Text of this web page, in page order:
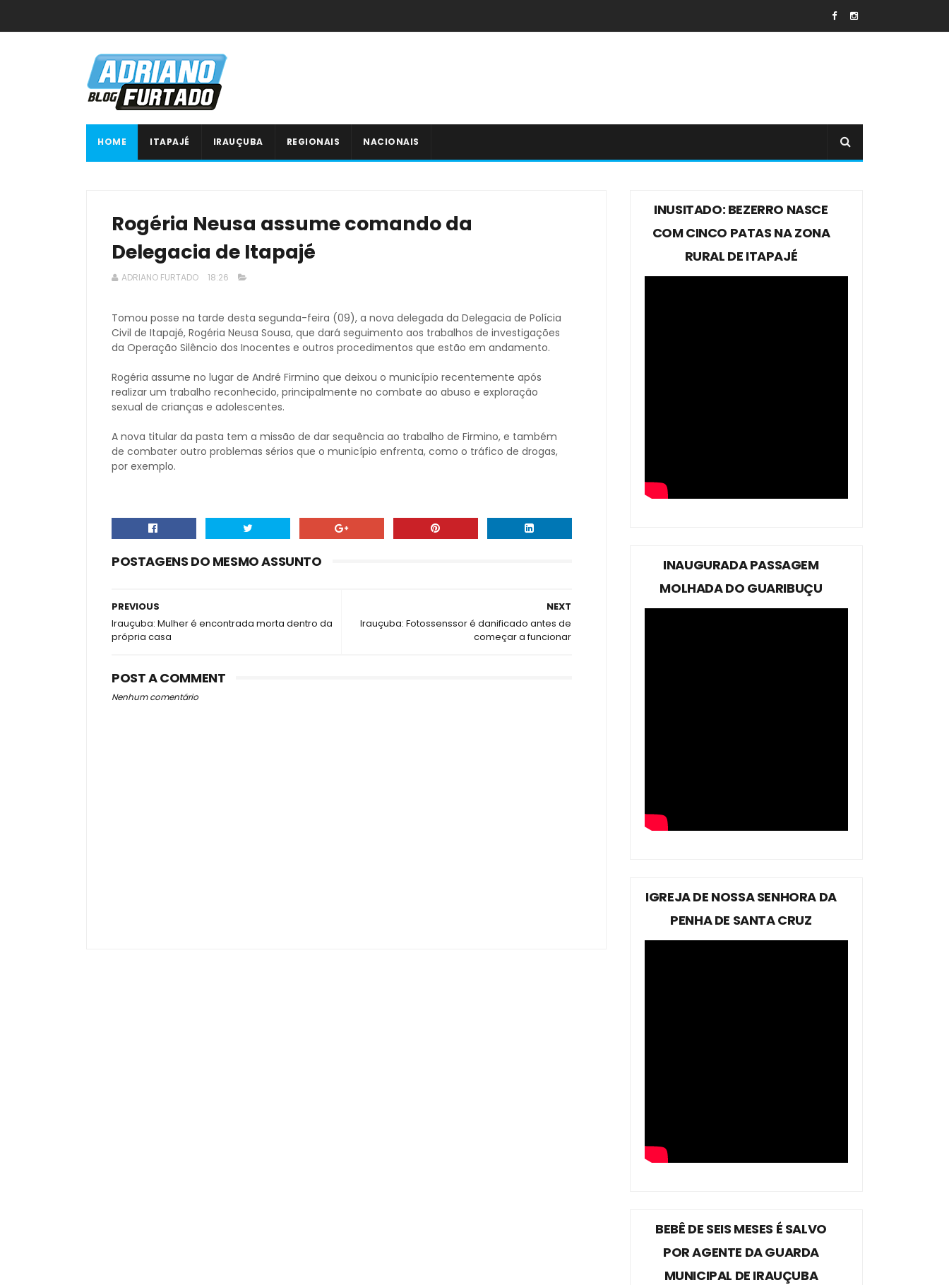
HOME ITAPAJÉ IRAUÇUBA REGIONAIS NACIONAIS
Rogéria Neusa assume comando da
Delegacia de Itapajé
ADRIANO FURTADO 18:26
Tomou posse na tarde desta segunda-feira (09), a nova delegada da Delegacia de Polícia
Civil de Itapajé, Rogéria Neusa Sousa, que dará seguimento aos trabalhos de investigações
da Operação Silêncio dos Inocentes e outros procedimentos que estão em andamento.
Rogéria assume no lugar de André Firmino que deixou o município recentemente após
realizar um trabalho reconhecido, principalmente no combate ao abuso e exploração
sexual de crianças e adolescentes.
A nova titular da pasta tem a missão de dar sequência ao trabalho de Firmino, e também
de combater outro problemas sérios que o município enfrenta, como o tráfico de drogas,
por exemplo.
POSTAGENS DO MESMO ASSUNTO
NEXT
Irauçuba: Fotossenssor é danificado antes de
começar a funcionar
PREVIOUS
Irauçuba: Mulher é encontrada morta dentro da
própria casa
POST A COMMENT
Nenhum comentário
INUSITADO: BEZERRO NASCE
COM CINCO PATAS NA ZONA
RURAL DE ITAPAJÉ
INAUGURADA PASSAGEM
MOLHADA DO GUARIBUÇU
IGREJA DE NOSSA SENHORA DA
PENHA DE SANTA CRUZ
BEBÊ DE SEIS MESES É SALVO
POR AGENTE DA GUARDA
MUNICIPAL DE IRAUÇUBA